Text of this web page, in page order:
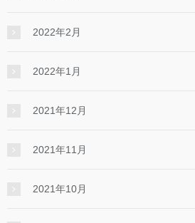
2022年2月
2022年1月
2021年12月
2021年11月
2021年10月